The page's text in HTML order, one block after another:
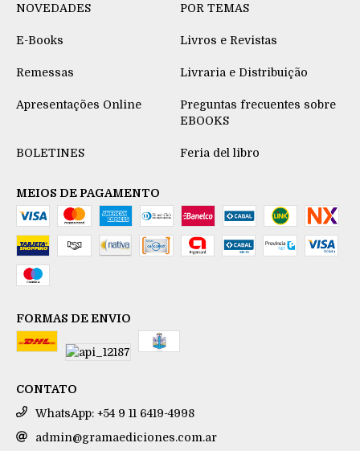
NOVEDADES POR TEMAS
E-Books Livros e Revistas
Remessas Livraria e Distribuição
Apresentações Online
Preguntas frecuentes sobre
EBOOKS
BOLETINES Feria del libro
MEIOS DE PAGAMENTO
FORMAS DE ENVIO
CONTATO
WhatsApp: +54 9 11 6419-4998
admin@gramaediciones.com.ar